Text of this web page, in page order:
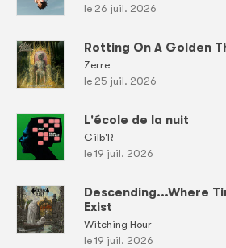
le 26 juil. 2026
Rotting On A Golden
Zerre
le 25 juil. 2026
L'école de la nuit
Gilb'R
le 19 juil. 2026
Descending...Where
Exist
Witching Hour
le 19 juil. 2026